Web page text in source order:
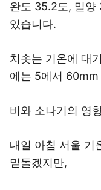
완도 35.2도, 밀양
있습니다.
치솟는 기온에 대
에는 5에서 60mm
비와 소나기의 영
내일 아침 서울 기
밑돌겠지만,